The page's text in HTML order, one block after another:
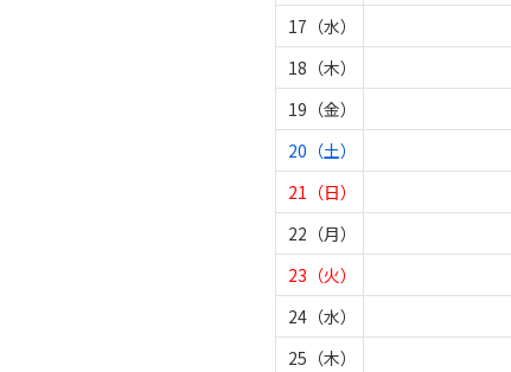
17（水）
18（木）
19（金）
20（土）
21（日）
22（月）
23（火）
24（水）
25（木）